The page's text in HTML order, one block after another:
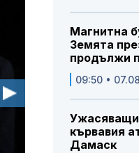
Магнитна
Земята
продължи
09:50 •
кървавия
Дамаск